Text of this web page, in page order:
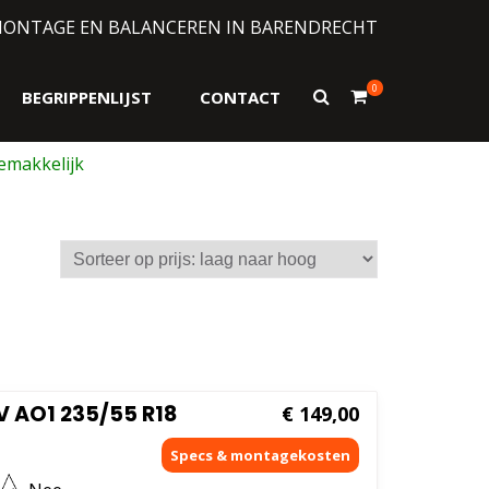
EN BALANCEREN IN BARENDRECHT
BEGRIPPENLIJST CONTACT
Toon
0
AO1 235/55 R18 € 149,00